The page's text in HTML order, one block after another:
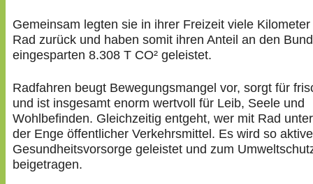
Gemeinsam legten sie in ihrer Freizeit viele
Rad zurück und haben somit ihren Anteil an den
eingesparten 8.308 T CO² geleistet.
Radfahren beugt Bewegungsmangel vor, sorgt für
und ist insgesamt enorm wertvoll für Leib, Seele und
Wohlbefinden. Gleichzeitig entgeht, wer mit Rad
der Enge öffentlicher Verkehrsmittel. Es wird so aktive
Gesundheitsvorsorge geleistet und zum
beigetragen.